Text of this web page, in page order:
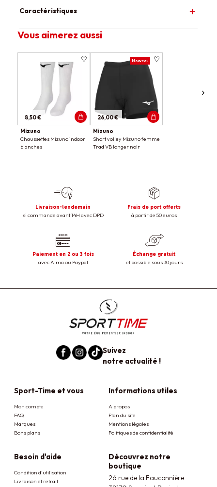
Caractéristiques
Vous aimerez aussi
8,50 €
Mizuno
Chaussettes Mizuno indoor
blanches
26,00 €
Nouveau
Mizuno
Short volley Mizuno femme
Trad VB longer noir
Livraison-lendemain
si commande avant 14H avec DPD
Frais de port offerts
à partir de 50 euros
Paiement en 2 ou 3 fois
avec Alma ou Paypal
Échange gratuit
et possible sous 30 jours
Suivez
notre actualité !
Sport-Time et vous
Mon compte
FAQ
Marques
Bons plans
Informations utiles
A propos
Plan du site
Mentions légales
Politiques de confidentialité
Besoin d'aide
Condition d'utilisation
Livraison et retrait
Découvrez notre
boutique
26 rue de la Fauconnière